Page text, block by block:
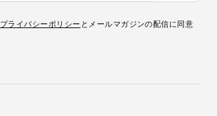
プライバシーポリシー とメールマガジンの配信に同意